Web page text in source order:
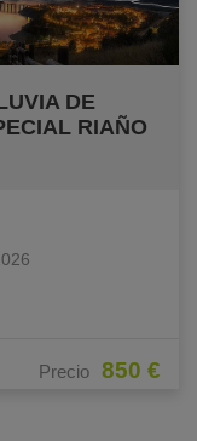
DE
RIAÑO
Precio 850 €